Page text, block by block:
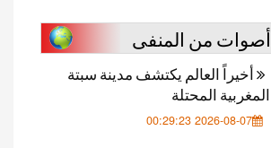
أصوات من المنفى
أخيراً العالم يكتشف مدينة سبتة
المغربية المحتلة
2026-08-07 00:29:23